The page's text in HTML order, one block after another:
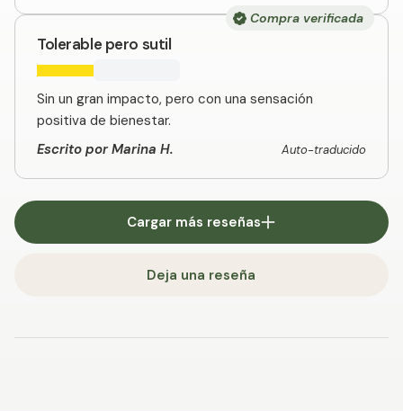
Compra verificada
Tolerable pero sutil
Sin un gran impacto, pero con una sensación
positiva de bienestar.
Escrito por Marina H.
Auto-traducido
Cargar más reseñas
Deja una reseña